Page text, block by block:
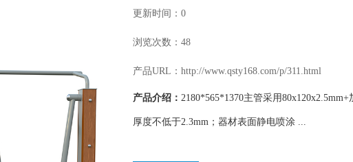
更新时间：0
浏览次数：48
产品URL：http://www.qsty168.com/p/311.html
产品介绍： 2180*565*1370主管采用
厚度不低于2.3mm；器材表面静电喷涂 ...